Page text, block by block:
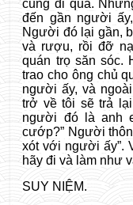
cũng đi qua.
đến gần người
Người đó lại gần,
và rượu, rồi đỡ
quán trọ săn sóc.
trao cho ông chủ
người ấy, và
trở về tôi sẽ trả lại
người đó là anh
cướp?” Người
xót với người ấy”.
hãy đi và làm như
SUY NIỆM.